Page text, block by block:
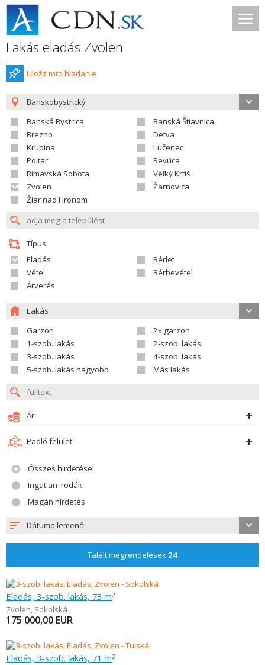
Lakás eladás Zvolen
Uložiť toto hladanie
Banskobystrický
Banská Bystrica
Banská Štiavnica
Brezno
Detva
Krupina
Lučenec
Poltár
Revúca
Rimavská Sobota
Veľký Krtíš
Zvolen
Žarnovica
Žiar nad Hronom
Típus
Eladás
Bérlet
Vétel
Bérbevétel
Árverés
Lakás
Garzon
2x garzon
1-szob. lakás
2-szob. lakás
3-szob. lakás
4-szob. lakás
5-szob. lakás nagyobb
Más lakás
Ár
Padló felület
Összes hirdetései
Ingatlan irodák
Magán hírdetés
Dátuma lemenő
Talált megrendelések 24
Eladás, 3-szob. lakás, 73 m2
Zvolen, Sokolská
175 000,00 EUR
Eladás, 3-szob. lakás, 71 m2